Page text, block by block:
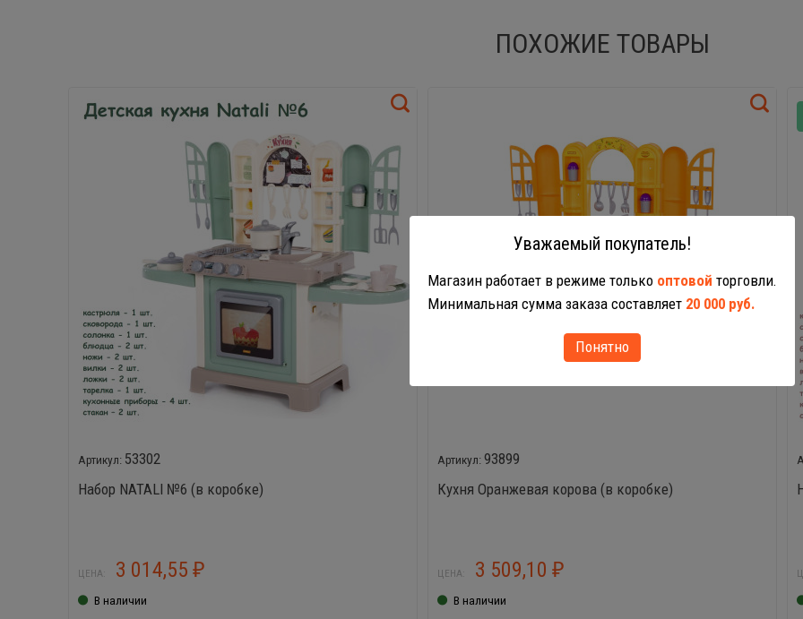
ПОХОЖИЕ ТОВАРЫ
53302
Набор NATALI №6 (в коробке)
ЦЕНА: 3 014,55 ₽
В наличии
93899
Кухня Оранжевая корова (в коробке)
ЦЕНА: 3 509,10 ₽
В наличии
Уважаемый покупатель!
Магазин работает в режиме только оптовой торговли.
Минимальная сумма заказа составляет 20 000 руб.
Понятно